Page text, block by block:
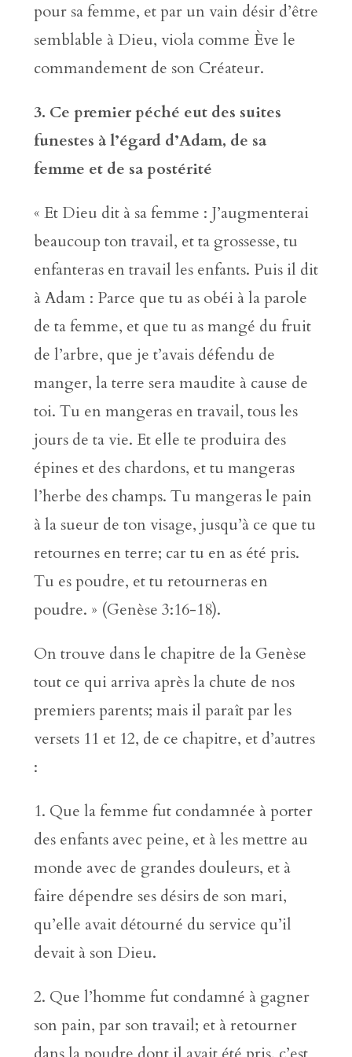
pour sa femme, et par un vain désir d’être
semblable à Dieu, viola comme Ève le
commandement de son Créateur.
3. Ce premier péché eut des suites
funestes à l’égard d’Adam, de sa
femme et de sa postérité
« Et Dieu dit à sa femme : J’augmenterai
beaucoup ton travail, et ta grossesse, tu
enfanteras en travail les enfants. Puis il dit
à Adam : Parce que tu as obéi à la parole
de ta femme, et que tu as mangé du fruit
de l’arbre, que je t’avais défendu de
manger, la terre sera maudite à cause de
toi. Tu en mangeras en travail, tous les
jours de ta vie. Et elle te produira des
épines et des chardons, et tu mangeras
l’herbe des champs. Tu mangeras le pain
à la sueur de ton visage, jusqu’à ce que tu
retournes en terre; car tu en as été pris.
Tu es poudre, et tu retourneras en
poudre. » (Genèse 3:16-18).
On trouve dans le chapitre de la Genèse
tout ce qui arriva après la chute de nos
premiers parents; mais il paraît par les
versets 11 et 12, de ce chapitre, et d’autres
:
1. Que la femme fut condamnée à porter
des enfants avec peine, et à les mettre au
monde avec de grandes douleurs, et à
faire dépendre ses désirs de son mari,
qu’elle avait détourné du service qu’il
devait à son Dieu.
2. Que l’homme fut condamné à gagner
son pain, par son travail; et à retourner